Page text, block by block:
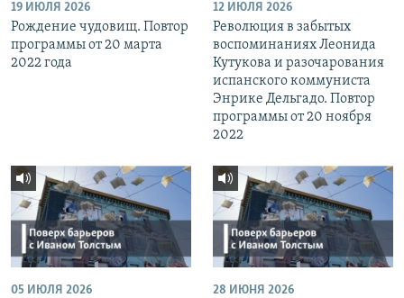
19 ИЮЛЯ 2026
Рождение чудовищ. Повтор
программы от 20 марта
2022 года
12 ИЮЛЯ 2026
Революция в забытых
воспоминаниях Леонида
Кутукова и разочарования
испанского коммуниста
Энрике Дельгадо. Повтор
программы от 20 ноября
2022
05 ИЮЛЯ 2026 28 ИЮНЯ 2026